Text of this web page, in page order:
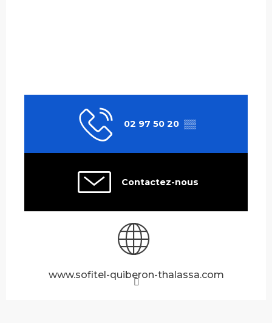
02 97 50 20 ▒▒
Contactez-nous
www.sofitel-quiberon-thalassa.com